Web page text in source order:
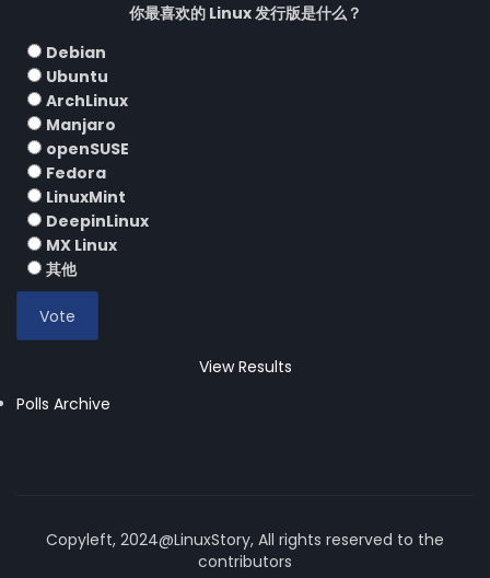
你最喜欢的 Linux 发行版是什么？
Debian
Ubuntu
ArchLinux
Manjaro
openSUSE
Fedora
LinuxMint
DeepinLinux
MX Linux
其他
View Results
Polls Archive
Copyleft, 2024@LinuxStory, All rights reserved to the
contributors